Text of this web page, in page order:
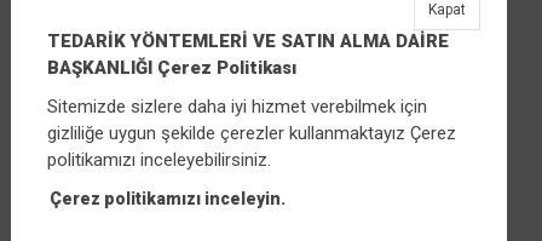
TEDARİK YÖNTEMLERİ VE SATIN ALMA
DAİRE BAŞKANLIĞI
Üniversiteler Mahallesi Şehit Mehmet Bayraktar
Caddesi No:3 Çankaya/Ankara
TEDARİK YÖNTEMLERİ VE SATIN ALMA DAİRE
BAŞKANLIĞI Çerez Politikası
Sitemizde sizlere daha iyi hizmet verebilmek için
gizliliğe uygun şekilde çerezler kullanmaktayız Çerez
politikamızı inceleyebilirsiniz.
Çerez politikamızı inceleyin.
Kapat